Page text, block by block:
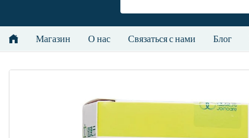
Магазин О нас Связаться с нами Блог